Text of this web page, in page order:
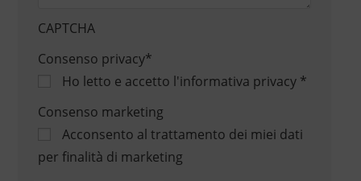
CAPTCHA
Consenso privacy*
Ho letto e accetto l'informativa privacy*
Consenso marketing
Acconsento al trattamento dei miei dati
per finalità di marketing